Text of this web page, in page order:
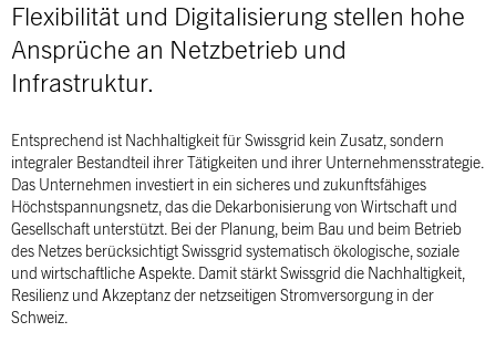
Flexibilität und Digitalisierung stellen hohe
Ansprüche an Netzbetrieb und
Infrastruktur.
Entsprechend ist Nachhaltigkeit für Swissgrid kein Zusatz, sondern
integraler Bestandteil ihrer Tätigkeiten und ihrer Unternehmensstrategie.
Das Unternehmen investiert in ein sicheres und zukunftsfähiges
Höchstspannungsnetz, das die Dekarbonisierung von Wirtschaft und
Gesellschaft unterstützt. Bei der Planung, beim Bau und beim Betrieb
des Netzes berücksichtigt Swissgrid systematisch ökologische, soziale
und wirtschaftliche Aspekte. Damit stärkt Swissgrid die Nachhaltigkeit,
Resilienz und Akzeptanz der netzseitigen Stromversorgung in der
Schweiz.